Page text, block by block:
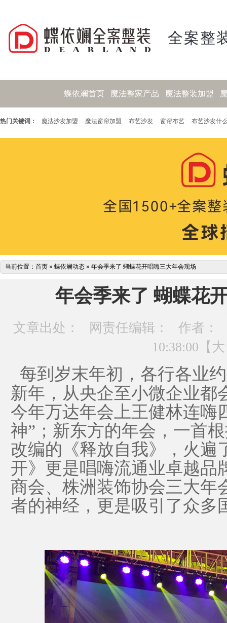
全案整
蝶依斓首页 魔法整家产品 魔法整装加盟
热门关键词： 魔法沙发加盟 魔法窗帘加盟 布艺沙发 窗帘布艺 布艺沙发什
当前位置： 首页 » 蝶依斓动态 » 年会季来了 蝴蝶花开唱嗨三大年会现场
年会季来了 蝴蝶花
文章出处： 网责任编辑：
作者：
10:38:00【 大
每到 岁末年初， 各行各业
新年，从央企至小微企业都
今年万达年会 上王健林连嗨
神” ； 新东方的年会，一首
改编的《释放自我》，火遍
开》更是唱嗨流通业卓越品
商会、株洲装饰协会三大年
者的神经， 更是吸引了众多